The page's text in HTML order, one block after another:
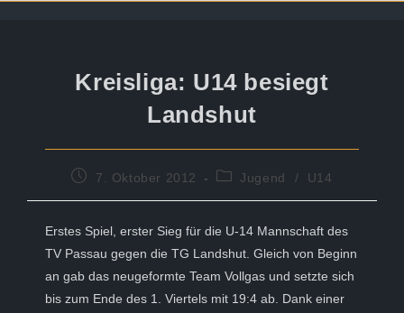
Kreisliga: U14 besiegt
Landshut
Beitrag7. Oktober 2012
Beitrags-
Jugend / U14
Erstes Spiel, erster Sieg für die U-14 Mannschaft des
TV Passau gegen die TG Landshut. Gleich von Beginn
an gab das neugeformte Team Vollgas und setzte sich
bis zum Ende des 1. Viertels mit 19:4 ab. Dank einer